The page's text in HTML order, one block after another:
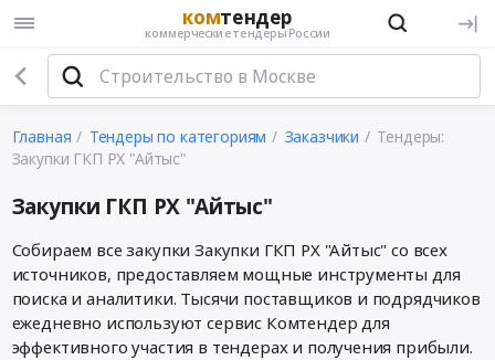
комтендер
коммерческие тендеры России
Главная Тендеры по категориям Заказчики
Тендеры:
Закупки ГКП РХ "Айтыс"
Закупки ГКП РХ "Айтыс"
Собираем все закупки Закупки ГКП РХ "Айтыс" со всех
источников, предоставляем мощные инструменты для
поиска и аналитики. Тысячи поставщиков и подрядчиков
ежедневно используют сервис Комтендер для
эффективного участия в тендерах и получения прибыли.